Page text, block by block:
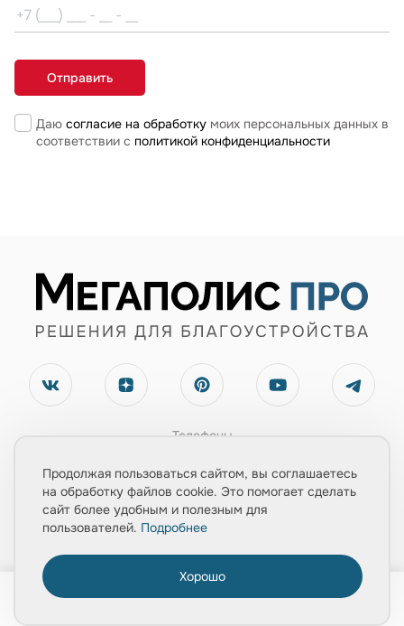
Даю согласие на обработкумоих персональных данных в
соответствии с политикой конфиденциальности
Телефоны
+7(903) 543-67-02
Электронная почта
Обратный звонок
Продолжая пользоваться сайтом, вы соглашаетесь
на обработку файлов cookie. Это помогает сделать
сайт более удобным и полезным для
пользователей. Подробнее
Хорошо